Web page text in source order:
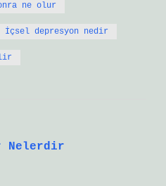
ne olur
İçsel depresyon nedir
Nelerdir